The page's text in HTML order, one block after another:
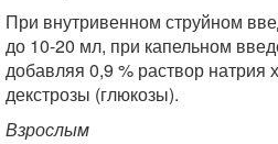
При внутривенном струйном
до 10-20 мл, при капельном
добавляя 0,9 % раствор натрия
декстрозы (глюкозы).
Взрослым